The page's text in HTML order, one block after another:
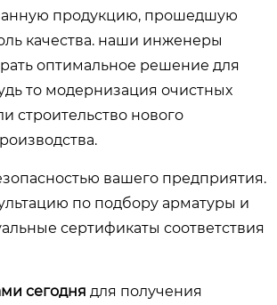
продукцию, прошедшую
качества. наши инженеры
оптимальное решение для
то модернизация очистных
строительство нового
вашего предприятия.
по подбору арматуры и
сертификаты соответствия
сегодня для получения